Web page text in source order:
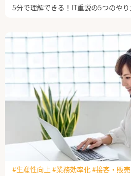
5分で理解できる！IT重説の5つのや
#生産性向上 #業務効率化#接客・販売